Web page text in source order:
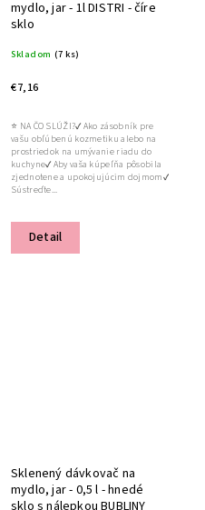
mydlo, jar - 1l DISTRI - číre
sklo
Skladom (7 ks)
€7,16
Detail
⭐ NA ČO SLÚŽI?✔ Ako zásobník pre
vašu obľúbenú kozmetiku alebo na
prostriedok na umývanie riadu do
kuchyne✔ Aby vaša kúpeľňa pôsobila
zjednotene a upokojujúcim dojmom✔
Sústreďte...
Sklenený dávkovač na
mydlo, jar - 0,5 l - hnedé
sklo s nálepkou BUBLINY